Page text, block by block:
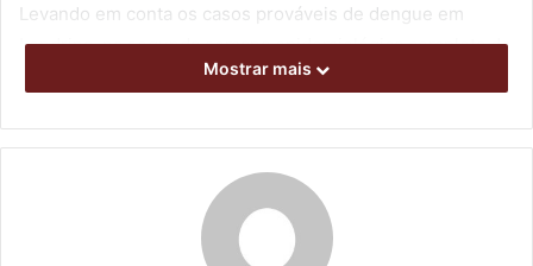
Levando em conta os casos prováveis de dengue em
Londrina, na segunda semana epidemiológica completa de
2025, dois dos distritos rurais do município estão sob
Os distritos de Maravilha (zona sul) e Warta (zona norte)
apresentaram um aumento na incidência de casos
notificados nesse período.
Nesses locais, e em várias outras regiões, as equipes da
Mostrar mais